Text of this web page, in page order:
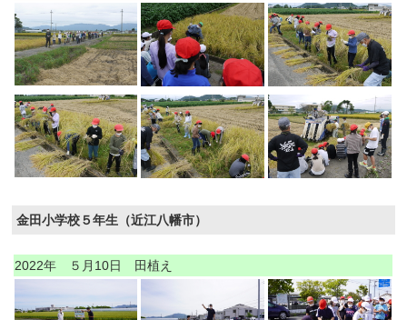
金田小学校５年生（近江八幡市）
2022年 ５月10日 田植え